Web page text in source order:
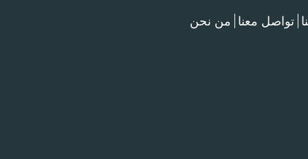
تواصل معنا من نحن